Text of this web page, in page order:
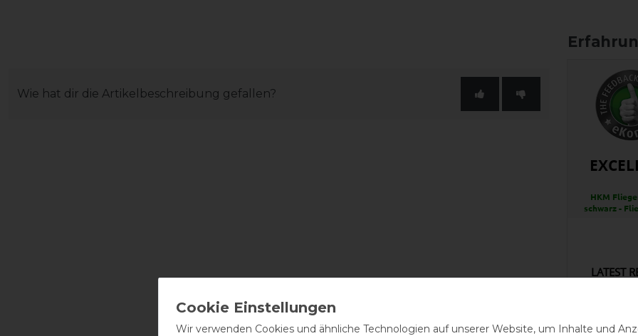
Wie hat dir die Artikelbeschreibung gefallen?
HKM
schwarz -
LATEST
Wir verwenden Cookies und ähnliche Technologien auf unserer Website, um Inhalte und